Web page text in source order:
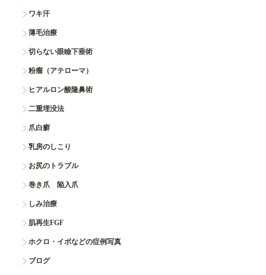
ワキ汗
薄毛治療
切らない眼瞼下垂術
粉瘤（アテローマ）
ヒアルロン酸隆鼻術
二重埋没法
爪白癬
乳房のしこり
お尻のトラブル
巻き爪 陥入爪
しみ治療
肌再生FGF
ホクロ・イボなどの症例写真
ブログ